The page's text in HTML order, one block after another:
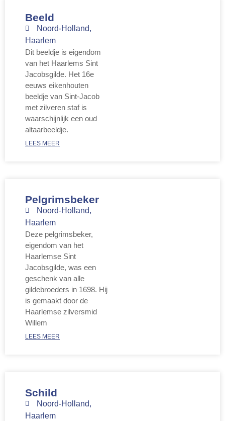
Beeld
Noord-Holland,
Haarlem
Dit beeldje is eigendom
van het Haarlems Sint
Jacobsgilde. Het 16e
eeuws eikenhouten
beeldje van Sint-Jacob
met zilveren staf is
waarschijnlijk een oud
altaarbeeldje.
LEES MEER
Pelgrimsbeker
Noord-Holland,
Haarlem
Deze pelgrimsbeker,
eigendom van het
Haarlemse Sint
Jacobsgilde, was een
geschenk van alle
gildebroeders in 1698. Hij
is gemaakt door de
Haarlemse zilversmid
Willem
LEES MEER
Schild
Noord-Holland,
Haarlem